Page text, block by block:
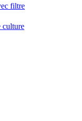
filtre
culture